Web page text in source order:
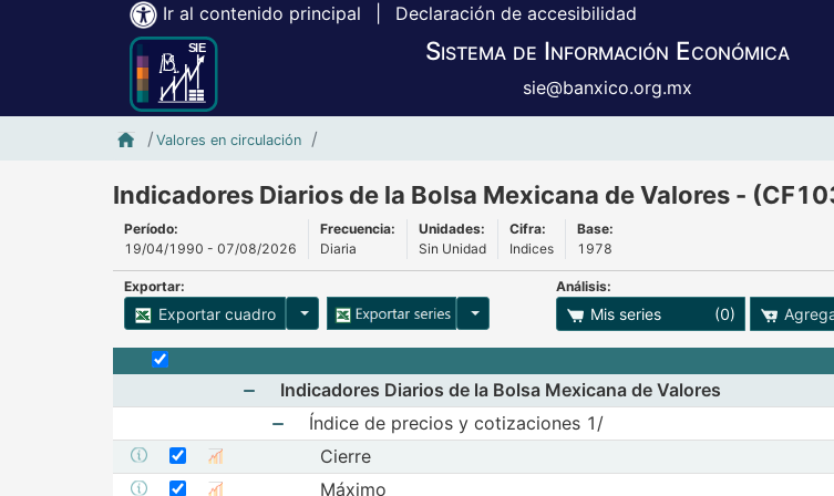
Ir al contenido principal Declaración de accesibilidad
Sistema de Información Económica
sie@banxico.org.mx
Inicio SIE-Banxico
Valores en circulación
Indicadores Diarios de la Bolsa Mexicana de Valores -
Período:
19/04/1990 - 07/08/2026
Frecuencia:
Diaria
Unidades:
Sin Unidad
Cifra:
Indices
Base:
1978
Exportar:
Exportar cuadro Opciones para exportar cuadroOpciones para exportar series
Análisis:
Mis series (0)
Selecciona o desmarca todas las series
Mostrar elementos de Indicadores Diarios de la Bolsa Mexicana de
Indicadores Diarios de la Bolsa Mexicana de Valores
Mostrar elementos de Índice de precios y cotizaciones 1/
Índice de precios y cotizaciones 1/
Mostrar metadatos de la serie Cierre
Seleccione sus series
Seleccionar serie Cierre
Cierre
Mostrar metadatos de la serie Máximo
Seleccionar serie Máximo
Máximo